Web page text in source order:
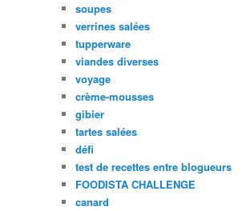
soupes
verrines salées
tupperware
viandes diverses
voyage
crème-mousses
gibier
tartes salées
défi
test de recettes entre blogueurs
FOODISTA CHALLENGE
canard